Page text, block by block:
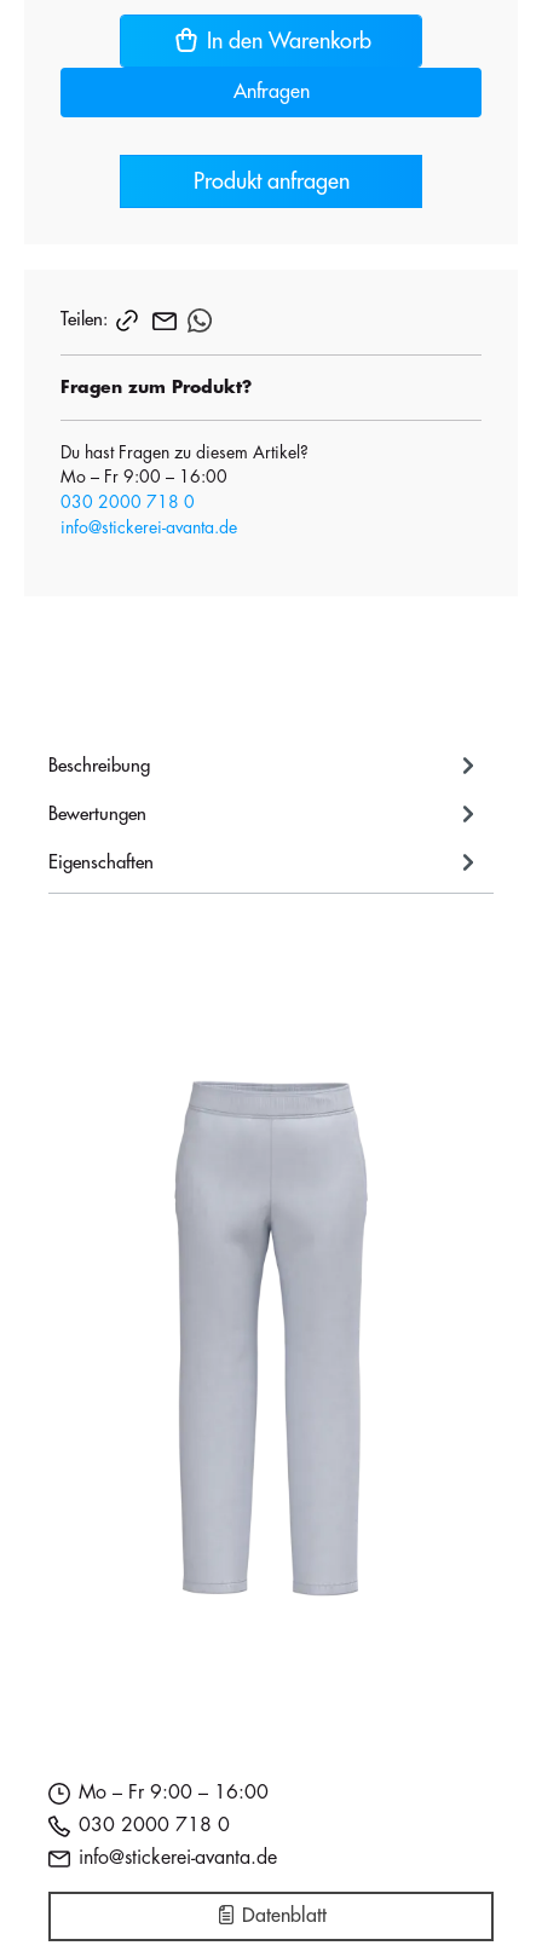
In den Warenkorb
Anfragen
Produkt anfragen
Teilen:
Fragen zum Produkt?
Du hast Fragen zu diesem Artikel?
Mo – Fr 9:00 – 16:00
030 2000 718 0
info@stickerei-avanta.de
Beschreibung
Bewertungen
Eigenschaften
Mo – Fr 9:00 – 16:00
030 2000 718 0
info@stickerei-avanta.de
Datenblatt